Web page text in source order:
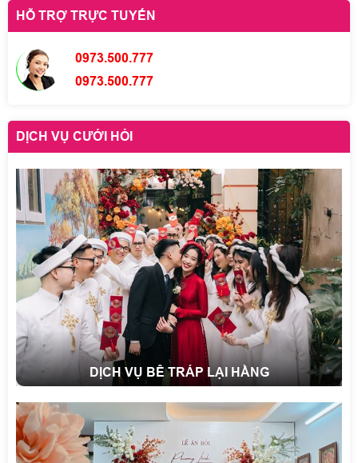
HỖ TRỢ TRỰC TUYẾN
0973.500.777
0973.500.777
DỊCH VỤ CƯỚI HỎI
DỊCH VỤ BÊ TRÁP LẠI HẰNG